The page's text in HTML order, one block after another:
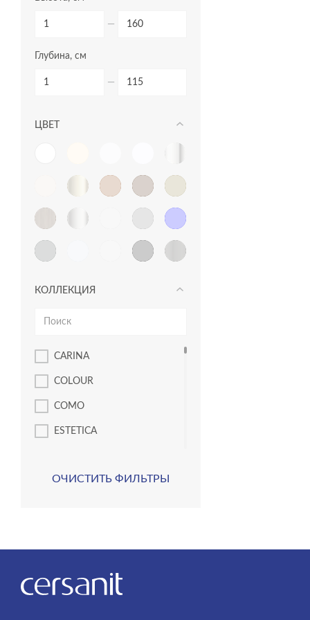
пьедесталы
раковины в столешницу
рамы для ванн
сиденья для унитазов
—
Глубина, см
—
ЦВЕТ
КОЛЛЕКЦИЯ
CARINA
COLOUR
COMO
ESTETICA
MODUO
BLICK
ОЧИСТИТЬ ФИЛЬТРЫ